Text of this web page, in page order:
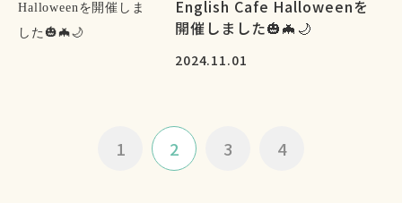
English Cafe Halloweenを
開催しました🎃🦇🌙
2024.11.01
1 2 3 4